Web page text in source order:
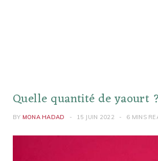
Quelle quantité de yaourt ?
BY MONA HADAD 15 JUIN 2022 6 MINS